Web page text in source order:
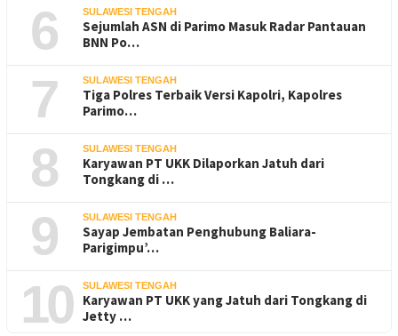
6 SULAWESI TENGAH
Sejumlah ASN di Parimo Masuk Radar Pantauan
BNN Po…
7 SULAWESI TENGAH
Tiga Polres Terbaik Versi Kapolri, Kapolres
Parimo…
8 SULAWESI TENGAH
Karyawan PT UKK Dilaporkan Jatuh dari
Tongkang di …
9 SULAWESI TENGAH
Sayap Jembatan Penghubung Baliara-
Parigimpu’…
10 SULAWESI TENGAH
Karyawan PT UKK yang Jatuh dari Tongkang di
Jetty …